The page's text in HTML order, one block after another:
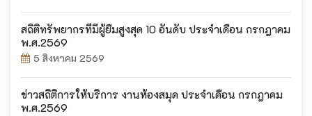
สถิติทรัพยากรที่มีผู้ยืมสูงสุด 10 อันดับ ประจำเดือน กรกฎาคม
พ.ศ.2569
5 สิงหาคม 2569
ข่าวสถิติการให้บริการ งานห้องสมุด ประจำเดือน กรกฎาคม
พ.ศ.2569